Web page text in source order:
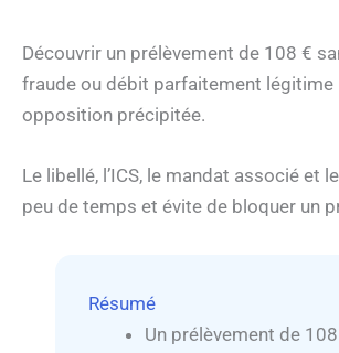
Découvrir un prélèvement de 108 €
fraude ou débit parfaitement légitime
opposition précipitée.
Le libellé, l’ICS, le mandat associé
peu de temps et évite de bloquer un
Résumé
Un prélèvement de